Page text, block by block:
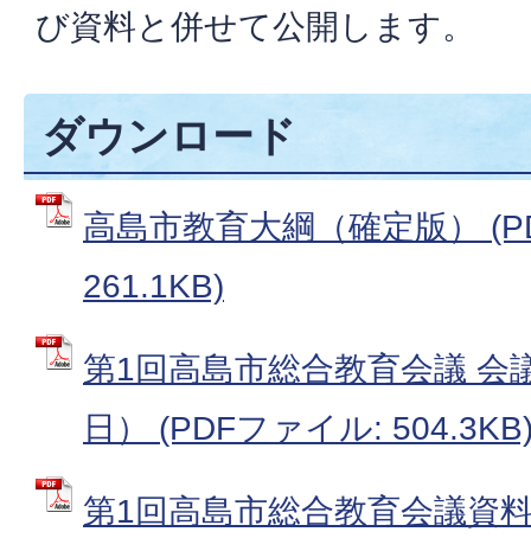
び資料と併せて公開します。
ダウンロード
高島市教育大綱（確定版）
261.1KB)
第1回高島市総合教育会議 会
日） (PDFファイル:
第1回高島市総合教育会議資